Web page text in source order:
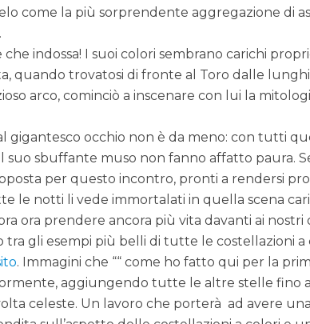
come la più sorprendente aggregazione di
indossa! I suoi colori sembrano carichi
quando trovatosi di fronte al Toro dalle
arco, cominciò a inscenare con lui la
gigantesco occhio non è da meno: con tutti
suo sbuffante muso non fanno affatto paura.
per questo incontro, pronti a rendersi
le notti li vede immortalati in quella scena
ora prendere ancora più vita davanti ai nostri
tra gli esempi più belli di tutte le costellazioni a
. Immagini che ““ come ho fatto qui per la
aggiungendo tutte le altre stelle fino
celeste. Un lavoro che porterà ad avere una